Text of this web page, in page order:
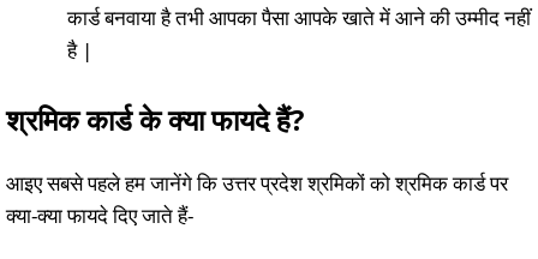
कार्ड बनवाया है तभी आपका पैसा आपके खाते में आने की उम्मीद नहीं
है |
श्रमिक कार्ड के क्या फायदे हैं?
आइए सबसे पहले हम जानेंगे कि उत्तर प्रदेश श्रमिकों को श्रमिक कार्ड पर
क्या-क्या फायदे दिए जाते हैं-